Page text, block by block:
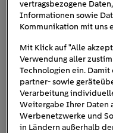
vertragsbezogene
Informationen sowie
Kommunikation mit uns
Mit Klick auf "Alle
Verwendung aller
Technologien ein.
partner- sowie
Verarbeitung
Weitergabe Ihrer Daten
Werbenetzwerke und
in Ländern außerhalb